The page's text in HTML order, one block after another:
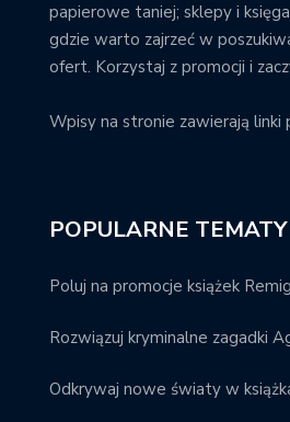
papierowe taniej; sklepy i
gdzie warto zajrzeć w
ofert. Korzystaj z promocji i
Wpisy na stronie zawierają linki
POPULARNE TEMATY
Poluj na promocje książek
Rozwiązuj kryminalne zagadki
Odkrywaj nowe światy w